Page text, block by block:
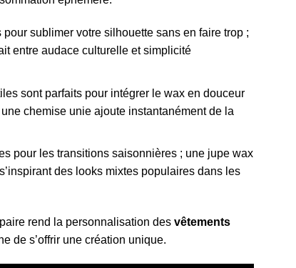
sublimer votre silhouette sans en faire trop ;
entre audace culturelle et simplicité
sont parfaits pour intégrer le wax en douceur
chemise unie ajoute instantanément de la
pour les transitions saisonnières ; une jupe wax
des looks mixtes populaires dans les
rend la personnalisation des vêtements
de s’offrir une création unique.